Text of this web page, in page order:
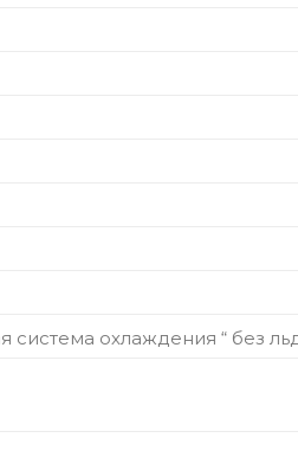
система охлаждения “ без